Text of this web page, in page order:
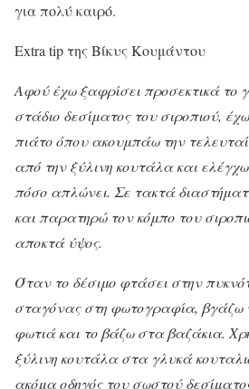
για πολύ καιρό.
Extra tip της Βίκυς Κουμάντου
Αφού έχω ξαφρίσει προσεκτικά το
στάδιο δεσίματος του σιροπιού,
πιάτο όπου ακουμπάω την
από την ξύλινη κουτάλα και
πόσο απλώνει. Σε τακτά
και παρατηρώ τον κόμπο του
αποκτά ύψος.
Όταν το δέσιμο φτάσει στην
σταγόνας στη φωτογραφία, βγάζω
φωτιά και το βάζω στα βαζάκια.
ξύλινη κουτάλα στα γλυκά
ακόμα οδηγός του σωστού